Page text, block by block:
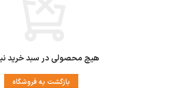
هیچ محصولی در سبد خرید
بازگشت به فروشگاه